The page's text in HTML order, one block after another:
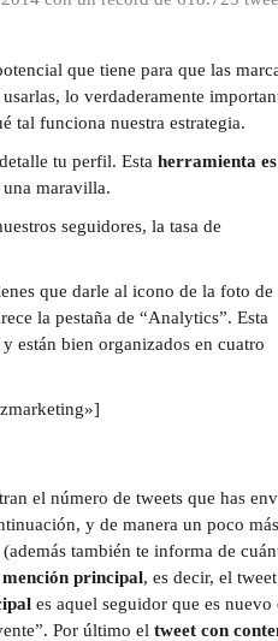
que tiene para que las
lo verdaderamente
tal funciona nuestra estrategia.
tu perfil. Esta herramienta es
maravilla.
seguidores, la tasa de
que darle al icono de la foto de
la pestaña de “Analytics”. Esta
están bien organizados en cuatro
el número de tweets que has
y de manera un poco más
también te informa de
principal, es decir, el
es aquel seguidor que es nuevo
Por último el tweet con